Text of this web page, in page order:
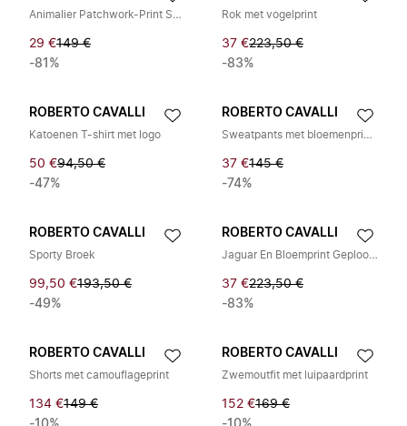
Animalier Patchwork-Print Sweatpants
29 €149 €
-81%
Rok met vogelprint
37 €223,50 €
-83%
ROBERTO CAVALLI
Katoenen T-shirt met logo
50 €94,50 €
-47%
ROBERTO CAVALLI
Sweatpants met bloemenprint van katoen
37 €145 €
-74%
ROBERTO CAVALLI
Sporty Broek
99,50 €193,50 €
-49%
ROBERTO CAVALLI
Jaguar En Bloemprint Geplooide Rok
37 €223,50 €
-83%
ROBERTO CAVALLI
Shorts met camouflageprint
134 €149 €
ROBERTO CAVALLI
Zwemoutfit met luipaardprint
152 €169 €